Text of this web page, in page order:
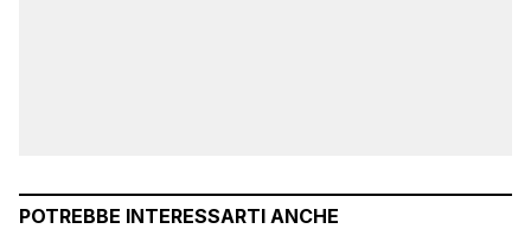
POTREBBE INTERESSARTI ANCHE